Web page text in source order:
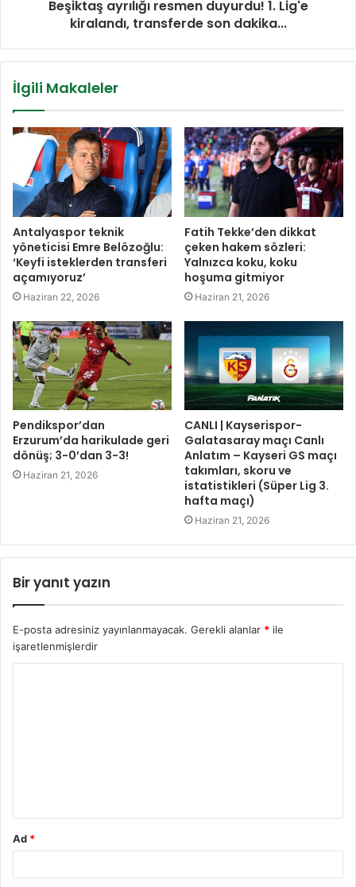
Beşiktaş ayrılığı resmen duyurdu! 1. Lig'e
kiralandı, transferde son dakika...
İlgili Makaleler
Antalyaspor teknik
yöneticisi Emre Belözoğlu:
‘Keyfi isteklerden transferi
açamıyoruz’
Haziran 22, 2026
Fatih Tekke’den dikkat
çeken hakem sözleri:
Yalnızca koku, koku
hoşuma gitmiyor
Haziran 21, 2026
Pendikspor’dan
Erzurum’da harikulade geri
dönüş; 3-0’dan 3-3!
Haziran 21, 2026
CANLI | Kayserispor-
Galatasaray maçı Canlı
Anlatım – Kayseri GS maçı
takımları, skoru ve
istatistikleri (Süper Lig 3.
hafta maçı)
Haziran 21, 2026
Bir yanıt yazın
E-posta adresiniz yayınlanmayacak. Gerekli alanlar * ile
işaretlenmişlerdir
Ad *